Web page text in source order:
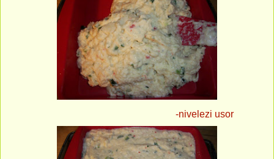
-nivelezi usor